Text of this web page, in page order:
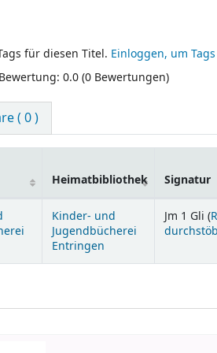
für diesen Titel. Einloggen, um
0.0 (0 Bewertungen)
( 0 )
Heimatbibliothek Signatur
Kinder- und
Jugendbücherei
Entringen
Jm 1 Gli (